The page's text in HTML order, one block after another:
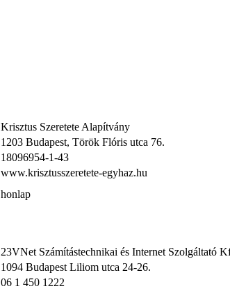
Krisztus Szeretete Alapítvány
1203 Budapest, Török Flóris utca 76.
18096954-1-43
www.krisztusszeretete-egyhaz.hu
honlap
23VNet Számítástechnikai és Internet Szolgáltató
1094 Budapest Liliom utca 24-26.
06 1 450 1222